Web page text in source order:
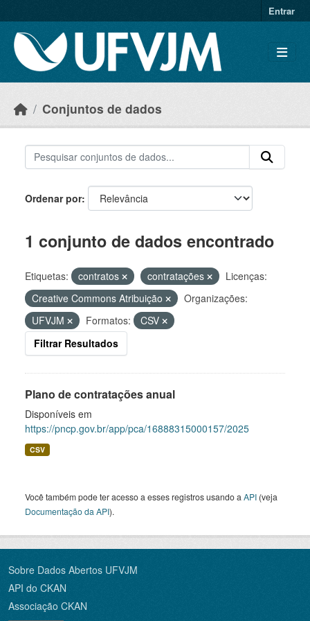
Entrar
Conjuntos de dados
Ordenar por
1 conjunto de dados encontrado
Etiquetas: contratos contratações
Licenças:
Creative Commons Atribuição
Organizações:
UFVJM
Formatos:
CSV
Filtrar Resultados
Plano de contratações anual
Disponíveis em
https://pncp.gov.br/app/pca/16888315000157/2025
CSV
Você também pode ter acesso a esses registros usando a API (veja
Documentação da API).
Sobre Dados Abertos UFVJM
API do CKAN
Associação CKAN